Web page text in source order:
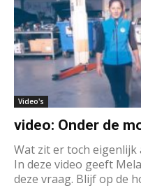
Video's
video: Onder de
Wat zit er toch eigenlijk
In deze video geeft
deze vraag. Blijf op de